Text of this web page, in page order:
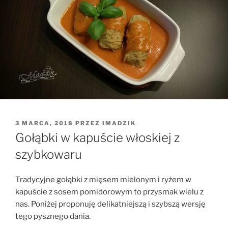
OPUBLIKOWANE
W
3 MARCA, 2018 PRZEZ IMADZIK
Gołąbki w kapuście włoskiej z
szybkowaru
Tradycyjne gołąbki z mięsem mielonym i ryżem w
kapuście z sosem pomidorowym to przysmak wielu z
nas. Poniżej proponuję delikatniejszą i szybszą wersję
tego pysznego dania.